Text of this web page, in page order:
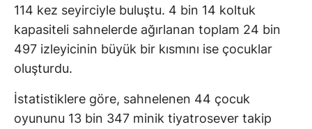
114 kez seyirciyle buluştu. 4 bin 14 koltuk
kapasiteli sahnelerde ağırlanan toplam 24 bin
497 izleyicinin büyük bir kısmını ise çocuklar
oluşturdu.
İstatistiklere göre, sahnelenen 44 çocuk
oyununu 13 bin 347 minik tiyatrosever takip